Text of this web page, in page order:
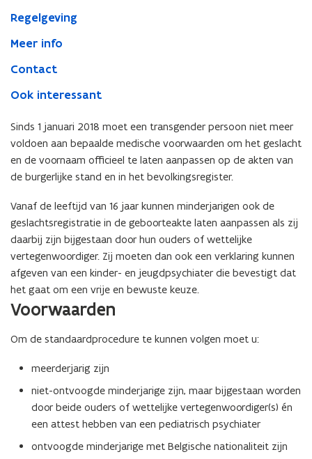
Regelgeving
Meer info
Contact
Ook interessant
Sinds 1 januari 2018 moet een transgender persoon niet meer
voldoen aan bepaalde medische voorwaarden om het geslacht
en de voornaam officieel te laten aanpassen op de akten van
de burgerlijke stand en in het bevolkingsregister.
Vanaf de leeftijd van 16 jaar kunnen minderjarigen ook de
geslachtsregistratie in de geboorteakte laten aanpassen als zij
daarbij zijn bijgestaan door hun ouders of wettelijke
vertegenwoordiger. Zij moeten dan ook een verklaring kunnen
afgeven van een kinder- en jeugdpsychiater die bevestigt dat
het gaat om een vrije en bewuste keuze.
Voorwaarden
Om de standaardprocedure te kunnen volgen moet u:
meerderjarig zijn
niet-ontvoogde minderjarige zijn, maar bijgestaan worden
door beide ouders of wettelijke vertegenwoordiger(s) én
een attest hebben van een pediatrisch psychiater
ontvoogde minderjarige met Belgische nationaliteit zijn